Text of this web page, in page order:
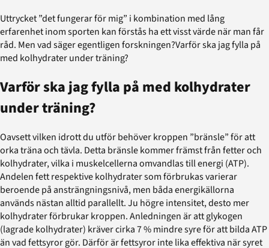
Uttrycket ”det fungerar för mig” i kombination med lång
erfarenhet inom sporten kan förstås ha ett visst värde när man får
råd. Men vad säger egentligen forskningen?Varför ska jag fylla på
med kolhydrater under träning?
Varför ska jag fylla på med kolhydrater
under träning?
Oavsett vilken idrott du utför behöver kroppen ”bränsle” för att
orka träna och tävla. Detta bränsle kommer främst från fetter och
kolhydrater, vilka i muskelcellerna omvandlas till energi (ATP).
Andelen fett respektive kolhydrater som förbrukas varierar
beroende på ansträngningsnivå, men båda energikällorna
används nästan alltid parallellt. Ju högre intensitet, desto mer
kolhydrater förbrukar kroppen. Anledningen är att glykogen
(lagrade kolhydrater) kräver cirka 7 % mindre syre för att bilda ATP
än vad fettsyror gör. Därför är fettsyror inte lika effektiva när syret